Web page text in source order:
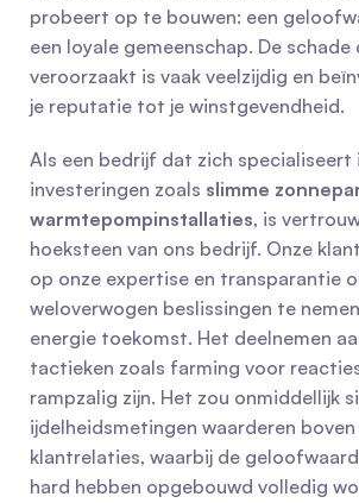
probeert op te bouwen: een
een loyale gemeenschap. De schade
veroorzaakt is vaak veelzijdig en
je reputatie tot je winstgevendheid.
Als een bedrijf dat zich specialiseert
investeringen zoals slimme
warmtepompinstallaties, is
hoeksteen van ons bedrijf. Onze
op onze expertise en transparantie
weloverwogen beslissingen te
energie toekomst. Het deelnemen
tactieken zoals farming voor
rampzalig zijn. Het zou onmiddellijk
ijdelheidsmetingen waarderen
klantrelaties, waarbij de
hard hebben opgebouwd volledig